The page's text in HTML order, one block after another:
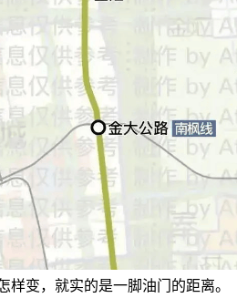
样变，就实的是一脚油门的距离。